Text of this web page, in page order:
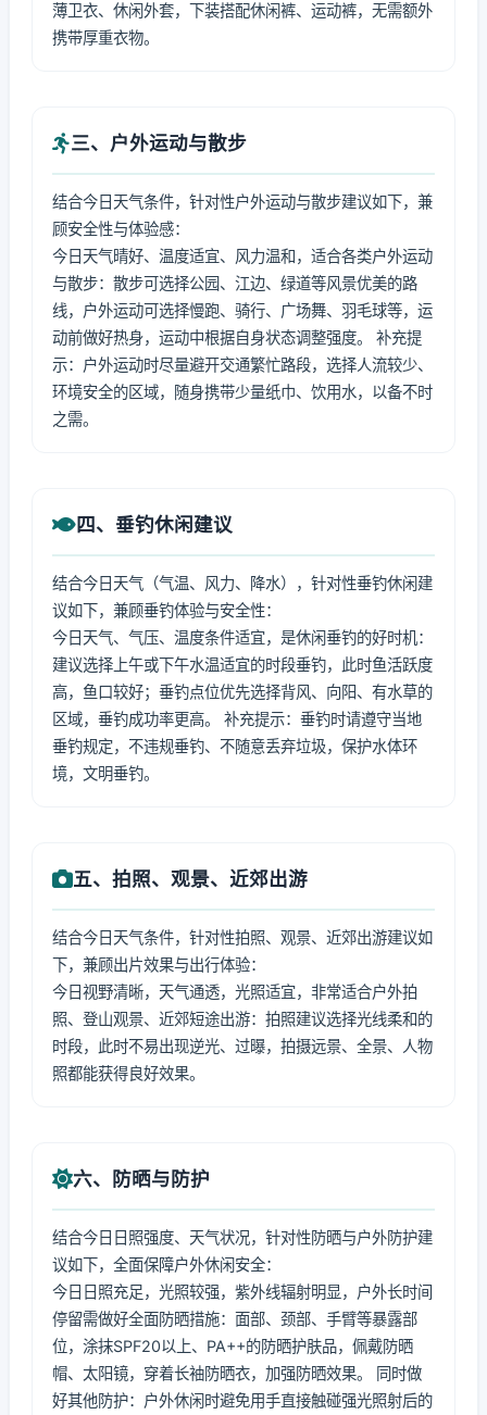
薄卫衣、休闲外套，下装搭配休闲裤、运动裤，无需额外
携带厚重衣物。
三、户外运动与散步
结合今日天气条件，针对性户外运动与散步建议如下，兼
顾安全性与体验感：
今日天气晴好、温度适宜、风力温和，适合各类户外运动
与散步：散步可选择公园、江边、绿道等风景优美的路
线，户外运动可选择慢跑、骑行、广场舞、羽毛球等，运
动前做好热身，运动中根据自身状态调整强度。 补充提
示：户外运动时尽量避开交通繁忙路段，选择人流较少、
环境安全的区域，随身携带少量纸巾、饮用水，以备不时
之需。
四、垂钓休闲建议
结合今日天气（气温、风力、降水），针对性垂钓休闲建
议如下，兼顾垂钓体验与安全性：
今日天气、气压、温度条件适宜，是休闲垂钓的好时机：
建议选择上午或下午水温适宜的时段垂钓，此时鱼活跃度
高，鱼口较好；垂钓点位优先选择背风、向阳、有水草的
区域，垂钓成功率更高。 补充提示：垂钓时请遵守当地
垂钓规定，不违规垂钓、不随意丢弃垃圾，保护水体环
境，文明垂钓。
五、拍照、观景、近郊出游
结合今日天气条件，针对性拍照、观景、近郊出游建议如
下，兼顾出片效果与出行体验：
今日视野清晰，天气通透，光照适宜，非常适合户外拍
照、登山观景、近郊短途出游：拍照建议选择光线柔和的
时段，此时不易出现逆光、过曝，拍摄远景、全景、人物
照都能获得良好效果。
六、防晒与防护
结合今日日照强度、天气状况，针对性防晒与户外防护建
议如下，全面保障户外休闲安全：
今日日照充足，光照较强，紫外线辐射明显，户外长时间
停留需做好全面防晒措施：面部、颈部、手臂等暴露部
位，涂抹SPF20以上、PA++的防晒护肤品，佩戴防晒
帽、太阳镜，穿着长袖防晒衣，加强防晒效果。 同时做
好其他防护：户外休闲时避免用手直接触碰强光照射后的